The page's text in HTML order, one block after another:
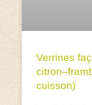
Verrines
cuisson)